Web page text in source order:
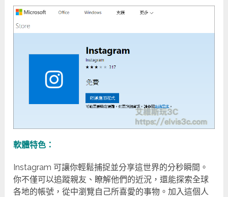
軟體特色：
Instagram 可讓你輕鬆捕捉並分享這世界的分秒瞬間。
你不僅可以追蹤親友、瞭解他們的近況，還能探索全球
各地的帳號，從中瀏覽自己所喜愛的事物。加入這個人